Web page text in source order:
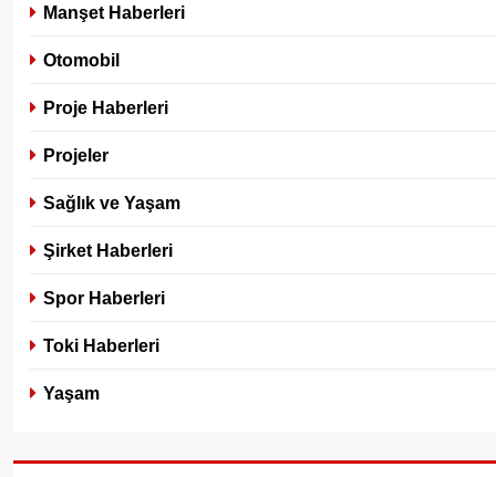
Manşet Haberleri
Otomobil
Proje Haberleri
Projeler
Sağlık ve Yaşam
Şirket Haberleri
Spor Haberleri
Toki Haberleri
Yaşam